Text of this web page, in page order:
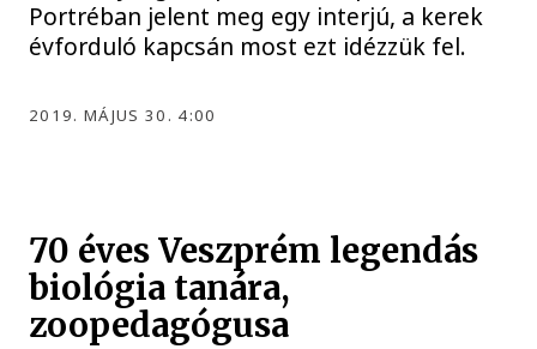
Portréban jelent meg egy interjú, a kerek
évforduló kapcsán most ezt idézzük fel.
2019. MÁJUS 30. 4:00
70 éves Veszprém legendás
biológia tanára,
zoopedagógusa